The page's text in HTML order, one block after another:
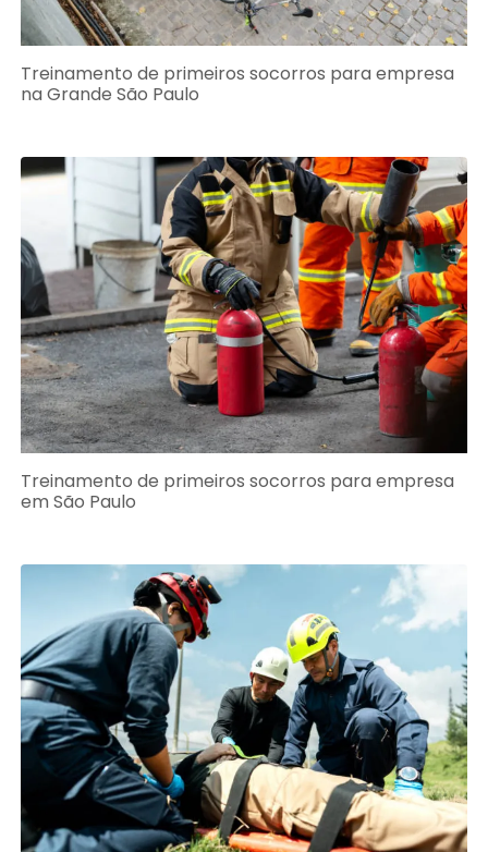
Treinamento de primeiros socorros para empresa
na Grande São Paulo
Treinamento de primeiros socorros para empresa
em São Paulo